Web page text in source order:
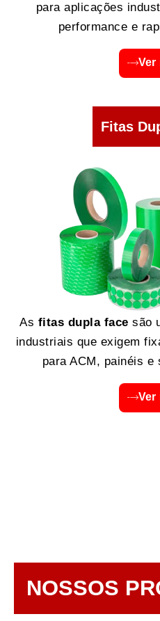
para aplicações
performance e
Ver
Fitas
As fitas dupla face são
industriais que exigem
para ACM, painéis
Ver
NOSSOS